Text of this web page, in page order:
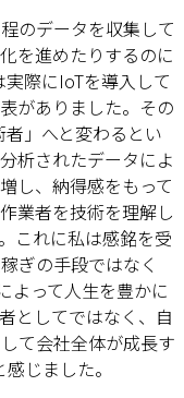
のデータを収集して
を進めたりするのに
際にIoTを導入して
がありました。その
」へと変わるとい
析されたデータによ
し、納得感をもって
業者を技術を理解し
これに私は感銘を受
ぎの手段ではなく
よって人生を豊かに
としてではなく、自
て会社全体が成長す
じました。